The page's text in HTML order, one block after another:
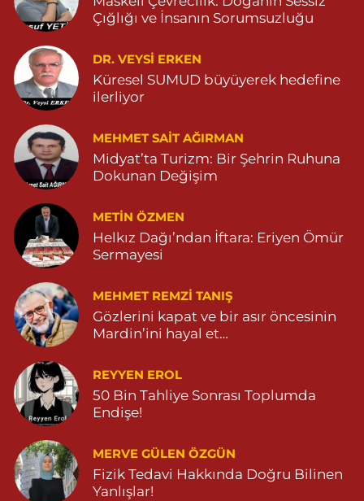
İpek Eczanesi
POYRAZ MAHALLESİ CAMİİ SOKAK NO:28B Başaran market
karşısı 04825111747
0 (482) 511 17 47
Çınarbaş Eczanesi
BAHÇEBAŞI MAHALLESİ HANSEHATUN CADDE NO:120 C
04825911015
0 (482) 591 10 15 Yol Tarifi Al
Çığlığı ve İnsanın Sorumsuzluğu
DR. VEYSI ERKEN
Küresel SUMUD büyüyerek hedefine
ilerliyor
MEHMET SAIT AĞIRMAN
Midyat’ta Turizm: Bir Şehrin Ruhuna
Dokunan Değişim
METIN ÖZMEN
Helkız Dağı’ndan İftara: Eriyen Ömür
Sermayesi
MEHMET REMZI TANIŞ
Gözlerini kapat ve bir asır öncesinin
Mardin’ini hayal et…
REYYEN EROL
50 Bin Tahliye Sonrası Toplumda
Endişe!
MERVE GÜLEN ÖZGÜN
Fizik Tedavi Hakkında Doğru Bilinen
Yanlışlar!